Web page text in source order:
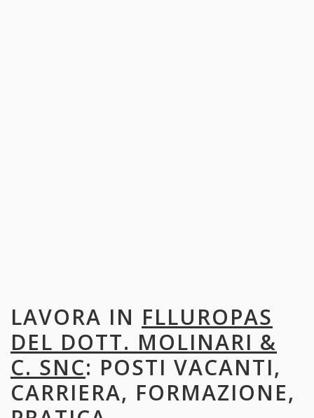
LAVORA IN FLLUROPAS
DEL DOTT. MOLINARI &
C. SNC: POSTI VACANTI,
CARRIERA, FORMAZIONE,